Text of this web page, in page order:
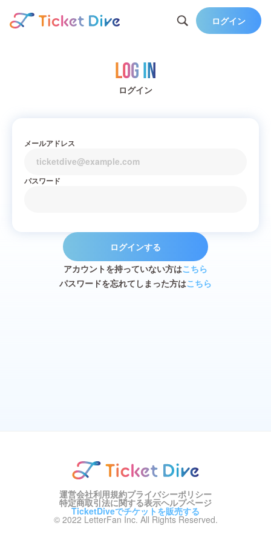
ログイン
Log in
ログイン
メールアドレス
パスワード
ログインする
アカウントを持っていない方はこちら
パスワードを忘れてしまった方はこちら
運営会社利用規約プライバシーポリシー
特定商取引法に関する表示ヘルプページ
TicketDiveでチケットを販売する
© 2022 LetterFan Inc. All Rights Reserved.